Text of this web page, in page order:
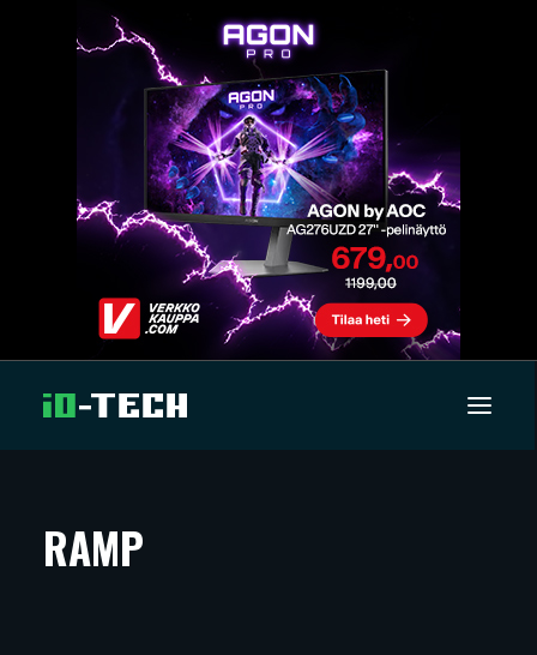
ARTIKKELIT
RAMP